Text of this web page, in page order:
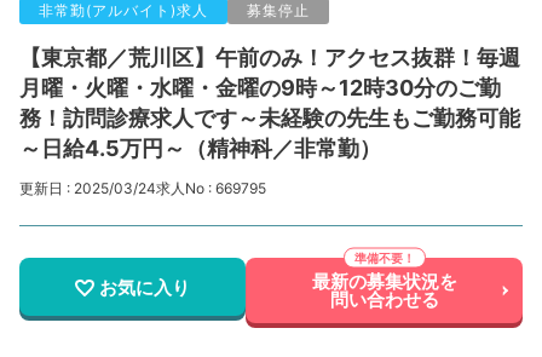
非常勤(アルバイト)求人 募集停止
【東京都／荒川区】午前のみ！アクセス抜群！毎週
月曜・火曜・水曜・金曜の9時～12時30分のご勤
務！訪問診療求人です～未経験の先生もご勤務可能
～日給4.5万円～（精神科／非常勤）
更新日 : 2025/03/24求人No : 669795
お気に入り 最新の募集状況を
問い合わせる